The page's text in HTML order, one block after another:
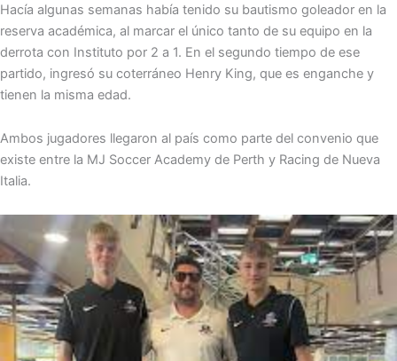
Hacía algunas semanas había tenido su bautismo goleador en la
reserva académica, al marcar el único tanto de su equipo en la
derrota con Instituto por 2 a 1. En el segundo tiempo de ese
partido, ingresó su coterráneo Henry King, que es enganche y
tienen la misma edad.
Ambos jugadores llegaron al país como parte del convenio que
existe entre la MJ Soccer Academy de Perth y Racing de Nueva
Italia.